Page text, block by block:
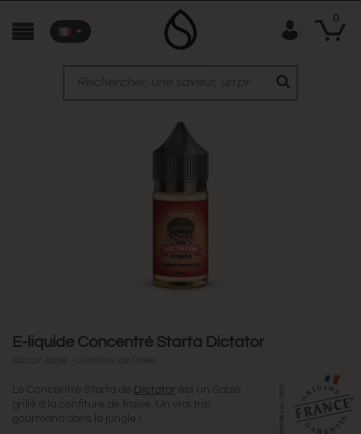
0
E-liquide Concentré Starta Dictator
Le Concentré Starta de Dictator est un Sablé
grillé à la confiture de fraise. Un vrai trip
gourmand dans la jungle !